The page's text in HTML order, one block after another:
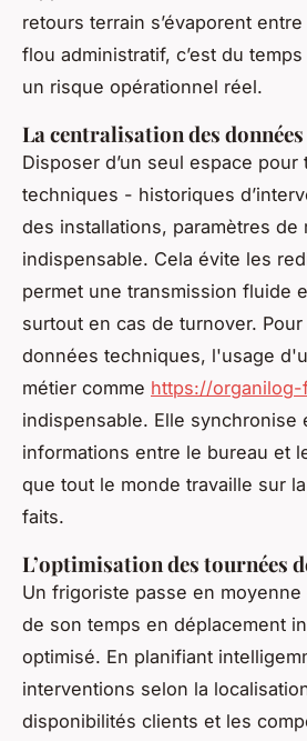
retours terrain s’évaporent
flou administratif, c’est du
un risque opérationnel réel.
La centralisation des
Disposer d’un seul espace
techniques - historiques
des installations, paramètres
indispensable. Cela évite les
permet une transmission fluide
surtout en cas de turnover.
données techniques, l'usage
métier comme https://
indispensable. Elle synchronise
informations entre le bureau et
que tout le monde travaille sur
faits.
L’optimisation des tournées
Un frigoriste passe en moyenne
de son temps en déplacement
optimisé. En planifiant
interventions selon la
disponibilités clients et les